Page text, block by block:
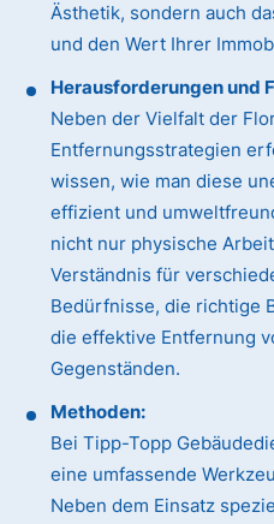
Ästhetik, sondern auch
und den Wert Ihrer
Herausforderungen und
Neben der Vielfalt der
Entfernungsstrategien
wissen, wie man diese
effizient und
nicht nur physische
Verständnis für
Bedürfnisse, die richtige
die effektive Entfernung
Gegenständen.
Methoden:
Bei Tipp-Topp
eine umfassende
Neben dem Einsatz